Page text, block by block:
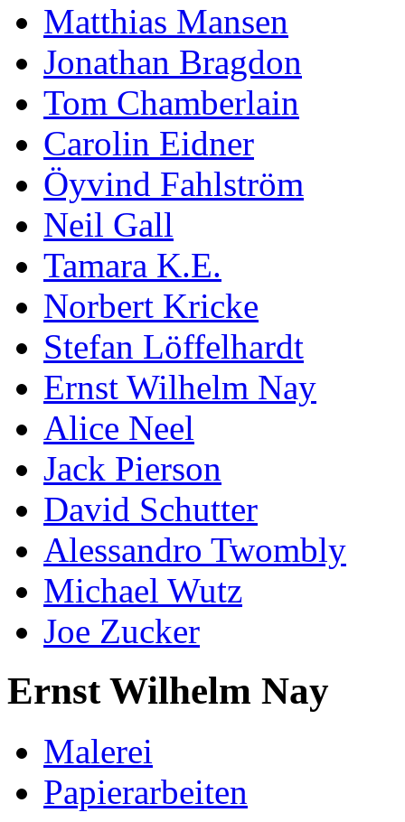
Matthias Mansen
Jonathan Bragdon
Tom Chamberlain
Carolin Eidner
Öyvind Fahlström
Neil Gall
Tamara K.E.
Norbert Kricke
Stefan Löffelhardt
Ernst Wilhelm Nay
Alice Neel
Jack Pierson
David Schutter
Alessandro Twombly
Michael Wutz
Joe Zucker
Ernst Wilhelm Nay
Malerei
Papierarbeiten